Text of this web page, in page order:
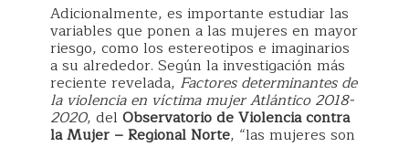
Adicionalmente, es importante estudiar las
variables que ponen a las mujeres en mayor
riesgo, como los estereotipos e imaginarios
a su alrededor. Según la investigación más
reciente revelada, Factores determinantes de
la violencia en víctima mujer Atlántico 2018-
2020, del Observatorio de Violencia contra
la Mujer – Regional Norte, “las mujeres son